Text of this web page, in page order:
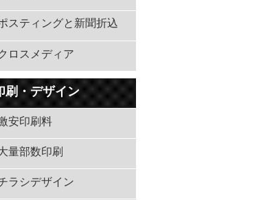
スティングと新聞折込
ロスメディア
刷・デザイン
安印刷料
量部数印刷
ラシデザイン